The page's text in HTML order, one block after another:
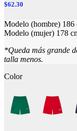
$62.30
Modelo (hombre) 186
Modelo (mujer) 178
*Queda más grande
talla menos.
Color